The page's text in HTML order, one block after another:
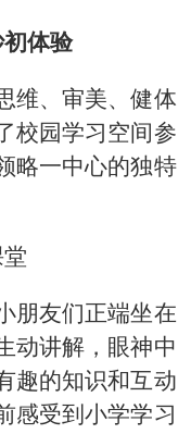
体验
维、审美、健体
校园学习空间参
略一中心的独特
朋友们正端坐在
动讲解，眼神中
趣的知识和互动
感受到小学学习